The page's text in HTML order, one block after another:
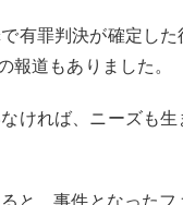
有罪判決が確定し
報道もありました。
ければ、ニーズも